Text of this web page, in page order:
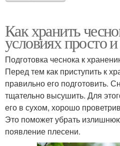
Как хранить
условиях просто
Подготовка чеснока к
Перед тем как приступить к
правильно его подготовить.
тщательно высушить. Для
его в сухом, хорошо
Это поможет убрать
появление плесени.